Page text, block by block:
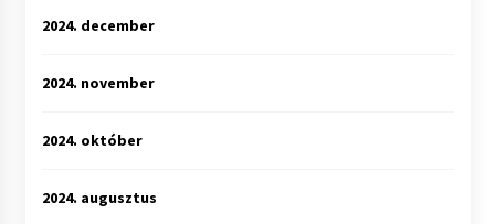
2024. december
2024. november
2024. október
2024. augusztus